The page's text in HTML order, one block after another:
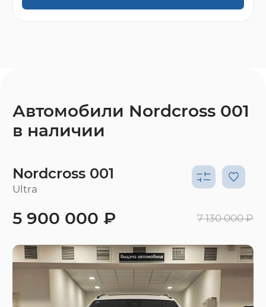
Автомобили Nordcross 001
в наличии
Nordcross 001
Ultra
5 900 000 ₽ 7 130 000 ₽